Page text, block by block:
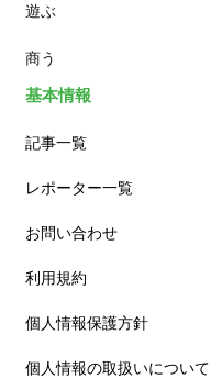
カフェ
遊ぶ
商う
基本情報
記事一覧
レポーター一覧
お問い合わせ
利用規約
個人情報保護方針
個人情報の取扱いについて